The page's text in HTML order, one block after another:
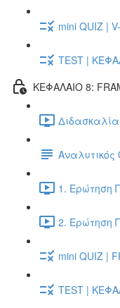
mini QUIZ |
TEST |
ΚΕΦΑΛΑΙΟ 8:
1. Ερώτηση
2. Ερώτηση
mini QUIZ |
TEST |